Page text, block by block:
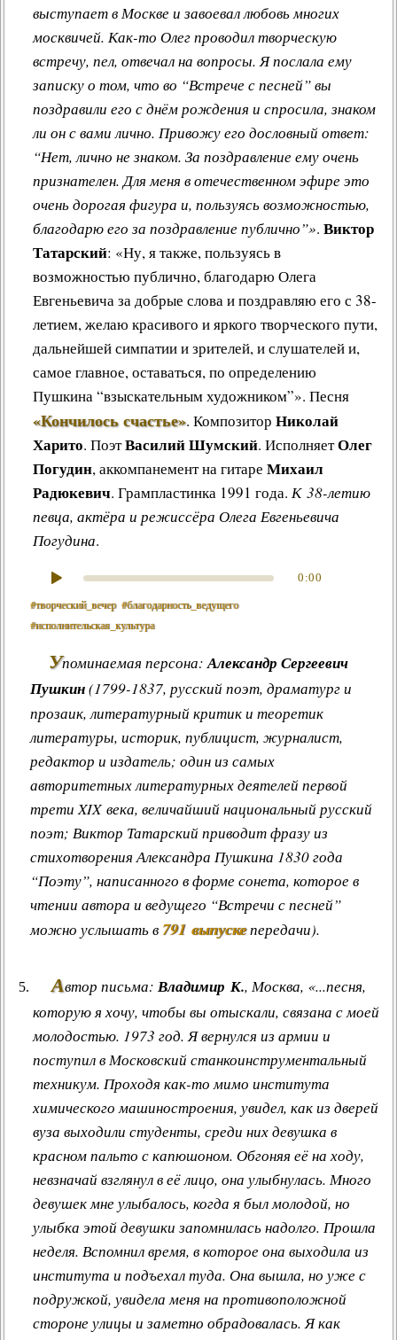
выступает в Москве и завоевал любовь многих
москвичей. Как-то Олег проводил творческую
встречу, пел, отвечал на вопросы. Я послала ему
записку о том, что во “Встрече с песней” вы
поздравили его с днём рождения и спросила, знаком
ли он с вами лично. Привожу его дословный ответ:
“Нет, лично не знаком. За поздравление ему очень
признателен. Для меня в отечественном эфире это
очень дорогая фигура и, пользуясь возможностью,
благодарю его за поздравление публично”». Виктор
Татарский: «Ну, я также, пользуясь в
возможностью публично, благодарю Олега
Евгеньевича за добрые слова и поздравляю его с 38-
летием, желаю красивого и яркого творческого пути,
дальнейшей симпатии и зрителей, и слушателей и,
самое главное, оставаться, по определению
Пушкина “взыскательным художником”». Песня
«Кончилось счастье». Композитор Николай
Харито. ПоэтВасилий Шумский. ИсполняетОлег
Погудин, аккомпанемент на гитаре Михаил
Радюкевич. Грампластинка 1991 года. К 38-летию
певца, актёра и режиссёра Олега Евгеньевича
Погудина.
0:00
#творческий_вечер #благодарность_ведущего
#исполнительская_культура
Упоминаемая персона:Александр Сергеевич
Пушкин(1799-1837, русский поэт, драматург и
прозаик, литературный критик и теоретик
литературы, историк, публицист, журналист,
редактор и издатель; один из самых
авторитетных литературных деятелей первой
трети XIX века, величайший национальный русский
поэт; Виктор Татарский приводит фразу из
стихотворения Александра Пушкина 1830 года
“Поэту”, написанного в форме сонета, которое в
чтении автора и ведущего “Встречи с песней”
можно услышать в 791 выпускепередачи).
Автор письма: Владимир К., Москва, «...песня,
которую я хочу, чтобы вы отыскали, связана с моей
молодостью. 1973 год. Я вернулся из армии и
поступил в Московский станкоинструментальный
техникум. Проходя как-то мимо института
химического машиностроения, увидел, как из дверей
вуза выходили студенты, среди них девушка в
красном пальто с капюшоном. Обгоняя её на ходу,
невзначай взглянул в её лицо, она улыбнулась. Много
девушек мне улыбалось, когда я был молодой, но
улыбка этой девушки запомнилась надолго. Прошла
неделя. Вспомнил время, в которое она выходила из
института и подъехал туда. Она вышла, но уже с
подружкой, увидела меня на противоположной
стороне улицы и заметно обрадовалась. Я как